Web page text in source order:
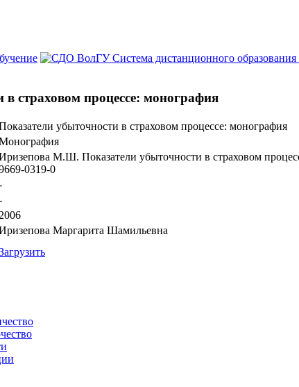
Система дистанционного
страховом процессе: монография
убыточности в страховом процессе: монография
М.Ш. Показатели убыточности в страховом
0319-0
Маргарита Шамильевна